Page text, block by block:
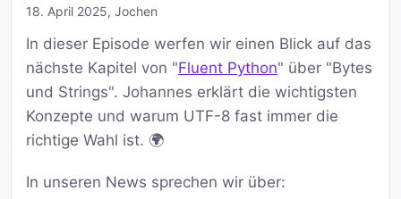
18. April 2025, Jochen
In dieser Episode werfen wir einen Blick auf das
nächste Kapitel von "Fluent Python" über "Bytes
und Strings". Johannes erklärt die wichtigsten
Konzepte und warum UTF-8 fast immer die
richtige Wahl ist. 🌍
In unseren News sprechen wir über: